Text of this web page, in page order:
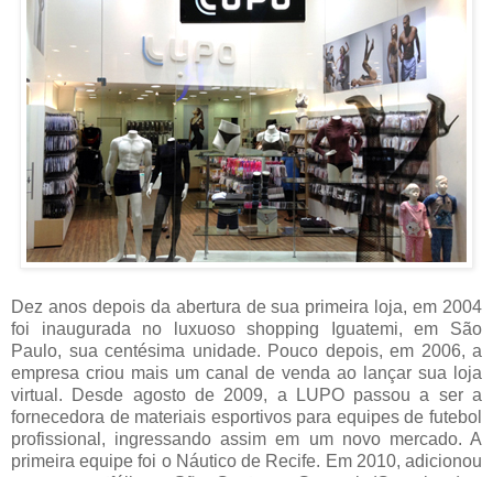
Dez anos depois da abertura de sua primeira loja, em 2004
foi inaugurada no luxuoso shopping Iguatemi, em São
Paulo, sua centésima unidade. Pouco depois, em 2006, a
empresa criou mais um canal de venda ao lançar sua loja
virtual. Desde agosto de 2009, a LUPO passou a ser a
fornecedora de materiais esportivos para equipes de futebol
profissional, ingressando assim em um novo mercado. A
primeira equipe foi o Náutico de Recife. Em 2010, adicionou